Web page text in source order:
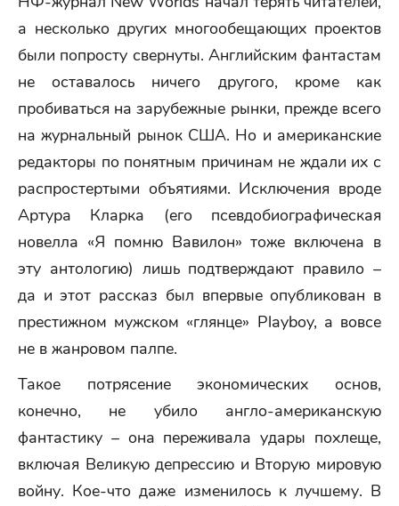
а несколько других многообещающих проектов
были попросту свернуты. Английским фантастам
не оставалось ничего другого, кроме как
пробиваться на зарубежные рынки, прежде всего
на журнальный рынок США. Но и американские
редакторы по понятным причинам не ждали их с
распростертыми объятиями. Исключения вроде
Артура Кларка (его псевдобиографическая
новелла «Я помню Вавилон» тоже включена в
эту антологию) лишь подтверждают правило –
да и этот рассказ был впервые опубликован в
престижном мужском «глянце» Playboy, а вовсе
не в жанровом палпе.
Такое потрясение экономических основ,
конечно, не убило англо-американскую
фантастику – она переживала удары похлеще,
включая Великую депрессию и Вторую мировую
войну. Кое-что даже изменилось к лучшему. В